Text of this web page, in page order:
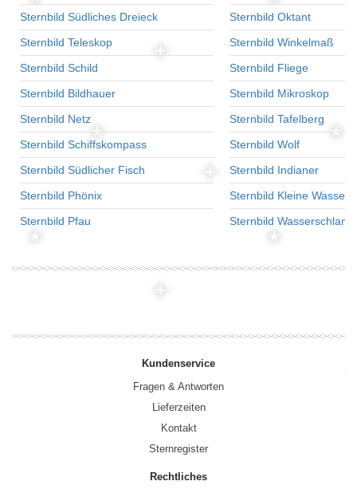
Sternbild Südliches Dreieck
Sternbild Teleskop
Sternbild Schild
Sternbild Bildhauer
Sternbild Netz
Sternbild Schiffskompass
Sternbild Südlicher Fisch
Sternbild Phönix
Sternbild Pfau
Sternbild Oktant
Sternbild Winkelmaß
Sternbild Fliege
Sternbild Mikroskop
Sternbild Tafelberg
Sternbild Wolf
Sternbild Indianer
Sternbild Kleine
Sternbild
Kundenservice
Fragen & Antworten
Lieferzeiten
Kontakt
Sternregister
Rechtliches